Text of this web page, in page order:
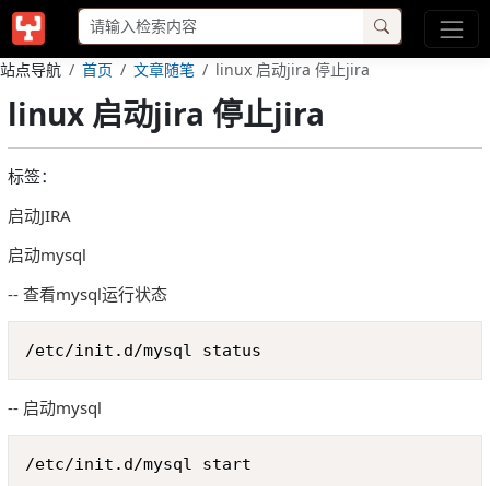
站点导航 首页 文章随笔 linux 启动jira 停止jira
linux 启动jira 停止jira
标签：
启动JIRA
启动mysql
-- 查看mysql运行状态
/etc/init.d/mysql status
-- 启动mysql
/etc/init.d/mysql start